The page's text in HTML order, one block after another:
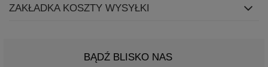
ZAKŁADKA KOSZTY WYSYŁKI
BĄDŹ BLISKO NAS